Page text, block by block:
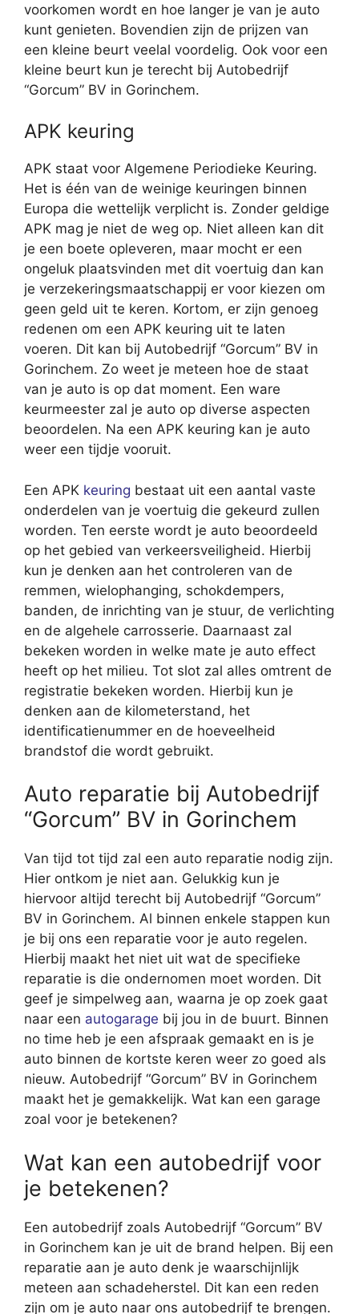
voorkomen wordt en hoe langer je van je auto
kunt genieten. Bovendien zijn de prijzen van
een kleine beurt veelal voordelig. Ook voor een
kleine beurt kun je terecht bij Autobedrijf
“Gorcum” BV in Gorinchem.
APK keuring
APK staat voor Algemene Periodieke Keuring.
Het is één van de weinige keuringen binnen
Europa die wettelijk verplicht is. Zonder geldige
APK mag je niet de weg op. Niet alleen kan dit
je een boete opleveren, maar mocht er een
ongeluk plaatsvinden met dit voertuig dan kan
je verzekeringsmaatschappij er voor kiezen om
geen geld uit te keren. Kortom, er zijn genoeg
redenen om een APK keuring uit te laten
voeren. Dit kan bij Autobedrijf “Gorcum” BV in
Gorinchem. Zo weet je meteen hoe de staat
van je auto is op dat moment. Een ware
keurmeester zal je auto op diverse aspecten
beoordelen. Na een APK keuring kan je auto
weer een tijdje vooruit.
Een APK keuring bestaat uit een aantal vaste
onderdelen van je voertuig die gekeurd zullen
worden. Ten eerste wordt je auto beoordeeld
op het gebied van verkeersveiligheid. Hierbij
kun je denken aan het controleren van de
remmen, wielophanging, schokdempers,
banden, de inrichting van je stuur, de verlichting
en de algehele carrosserie. Daarnaast zal
bekeken worden in welke mate je auto effect
heeft op het milieu. Tot slot zal alles omtrent de
registratie bekeken worden. Hierbij kun je
denken aan de kilometerstand, het
identificatienummer en de hoeveelheid
brandstof die wordt gebruikt.
Auto reparatie bij Autobedrijf
“Gorcum” BV in Gorinchem
Van tijd tot tijd zal een auto reparatie nodig zijn.
Hier ontkom je niet aan. Gelukkig kun je
hiervoor altijd terecht bij Autobedrijf “Gorcum”
BV in Gorinchem. Al binnen enkele stappen kun
je bij ons een reparatie voor je auto regelen.
Hierbij maakt het niet uit wat de specifieke
reparatie is die ondernomen moet worden. Dit
geef je simpelweg aan, waarna je op zoek gaat
naar een autogarage bij jou in de buurt. Binnen
no time heb je een afspraak gemaakt en is je
auto binnen de kortste keren weer zo goed als
nieuw. Autobedrijf “Gorcum” BV in Gorinchem
maakt het je gemakkelijk. Wat kan een garage
zoal voor je betekenen?
Wat kan een autobedrijf voor
je betekenen?
Een autobedrijf zoals Autobedrijf “Gorcum” BV
in Gorinchem kan je uit de brand helpen. Bij een
reparatie aan je auto denk je waarschijnlijk
meteen aan schadeherstel. Dit kan een reden
zijn om je auto naar ons autobedrijf te brengen.